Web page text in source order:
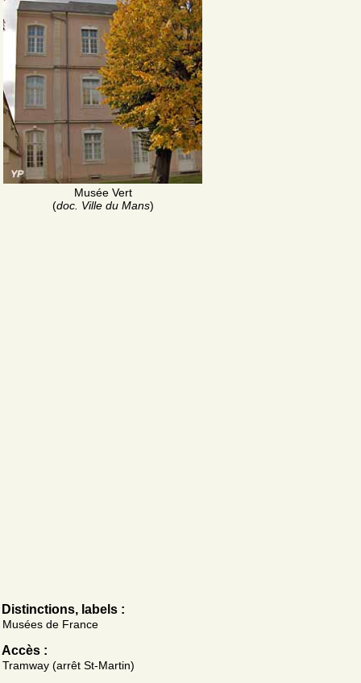
Musée Vert
(doc. Ville du Mans)
Distinctions, labels :
Musées de France
Accès :
Tramway (arrêt St-Martin)